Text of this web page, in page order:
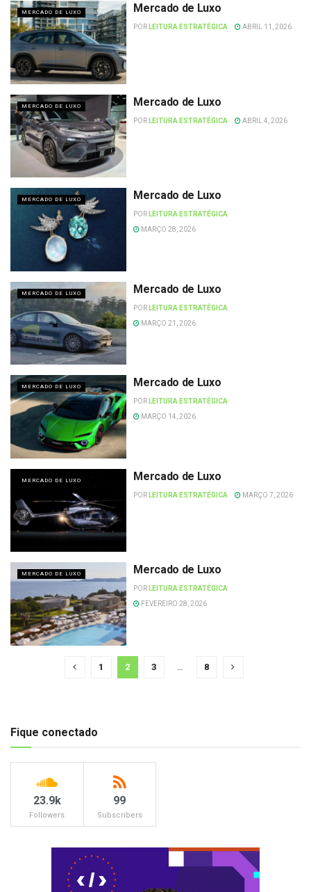
MERCADO DE LUXO Mercado de Luxo
POR LEITURA ESTRATÉGICA ABRIL 11, 2026
MERCADO DE LUXO Mercado de Luxo
POR LEITURA ESTRATÉGICA ABRIL 4, 2026
MERCADO DE LUXO Mercado de Luxo
POR LEITURA ESTRATÉGICA
MARÇO 28, 2026
MERCADO DE LUXO Mercado de Luxo
POR LEITURA ESTRATÉGICA
MARÇO 21, 2026
MERCADO DE LUXO Mercado de Luxo
POR LEITURA ESTRATÉGICA
MARÇO 14, 2026
MERCADO DE LUXO Mercado de Luxo
POR LEITURA ESTRATÉGICA MARÇO 7, 2026
MERCADO DE LUXO Mercado de Luxo
POR LEITURA ESTRATÉGICA
FEVEREIRO 28, 2026
1 2 3 8
Fique conectado
23.9k
Followers
99
Subscribers